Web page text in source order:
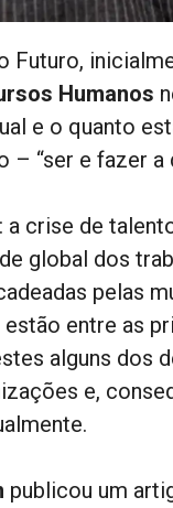
Futuro,
Humanos
e o quanto
– “ser e fazer a
crise de
global dos
pelas
entre as
alguns dos
e,
publicou um